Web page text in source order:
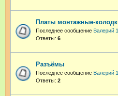
Платы монтажные-
Последнее сообщение Валерий
Ответы: 6
Разъёмы
Последнее сообщение Валерий
Ответы: 2